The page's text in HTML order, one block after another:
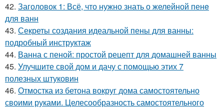
42. Заголовок 1: Всё, что нужно знать о желейной пенe
для ванн
43. Секреты создания идеальной пены для ванны:
подробный инструктаж
44. Ванна с пеной: простой рецепт для домашней ванны
45. Улучшите свой дом и дачу с помощью этих 7
полезных штуковин
46. Отмостка из бетона вокруг дома самостоятельно
своими руками. Целесообразность самостоятельного